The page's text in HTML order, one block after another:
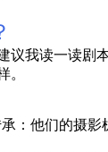
议我读一读
。
：他们的摄